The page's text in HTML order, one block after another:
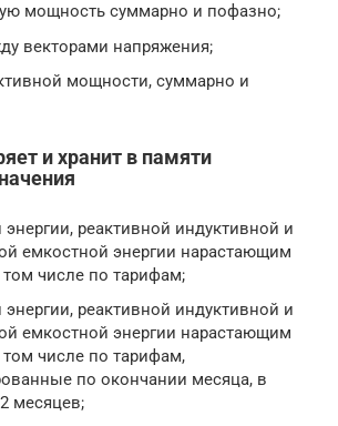
мощность суммарно и пофазно;
векторами напряжения;
мощности, суммарно и
и хранит в памяти
реактивной индуктивной и
емкостной энергии нарастающим
том числе по тарифам;
реактивной индуктивной и
емкостной энергии нарастающим
том числе по тарифам,
по окончании месяца, в
месяцев;